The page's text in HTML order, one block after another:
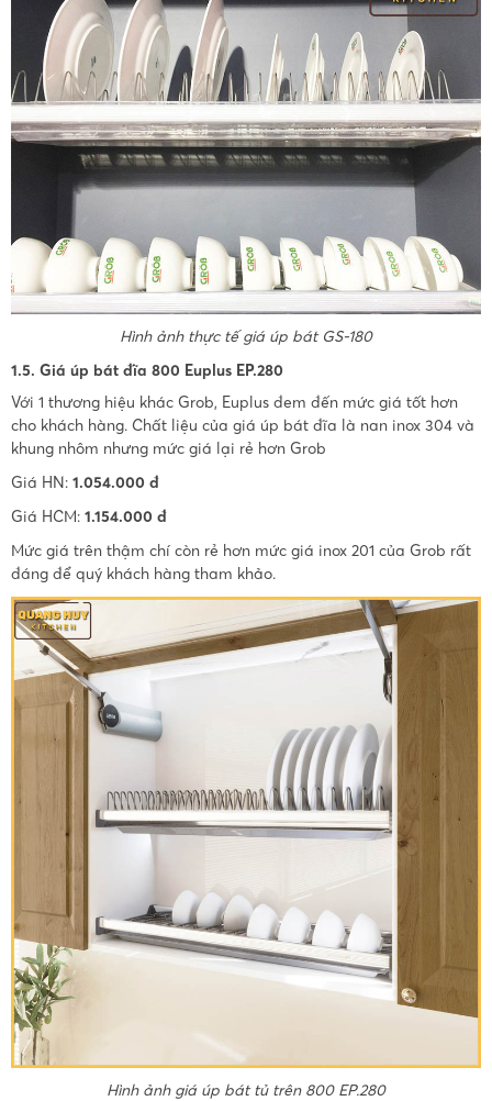
Hình ảnh thực tế giá úp bát GS-180
1.5. Giá úp bát đĩa 800 Euplus EP.280
Với 1 thương hiệu khác Grob, Euplus đem đến mức giá tốt hơn
cho khách hàng. Chất liệu của giá úp bát đĩa là nan inox 304 và
khung nhôm nhưng mức giá lại rẻ hơn Grob
Giá HN: 1.054.000 đ
Giá HCM: 1.154.000 đ
Mức giá trên thậm chí còn rẻ hơn mức giá inox 201 của Grob rất
đáng để quý khách hàng tham khảo.
Hình ảnh giá úp bát tủ trên 800 EP.280